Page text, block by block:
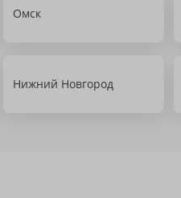
Омск
Нижний Новгород